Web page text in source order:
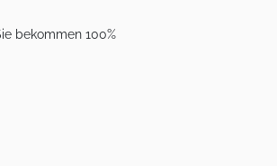
bekommen 100%